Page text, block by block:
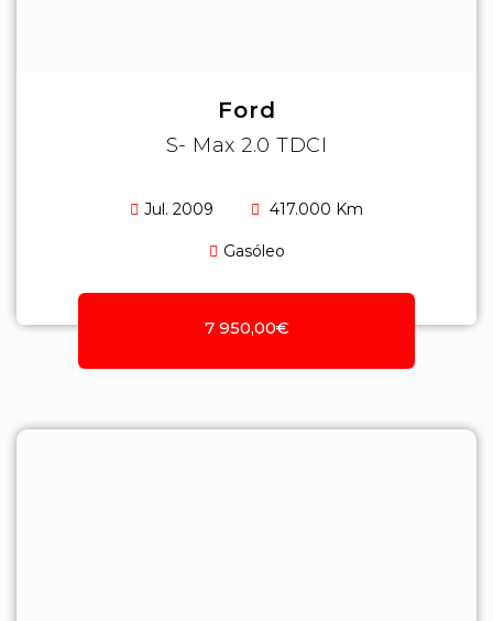
Ford
S- Max 2.0 TDCI
Jul. 2009 417.000 Km
Gasóleo
7 950,00€